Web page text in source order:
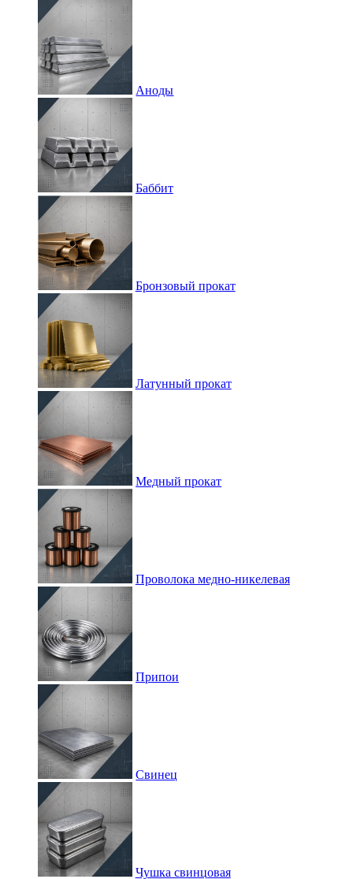
Аноды
Баббит
Бронзовый прокат
Латунный прокат
Медный прокат
Проволока медно-никелевая
Припои
Свинец
Чушка свинцовая